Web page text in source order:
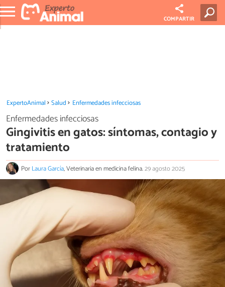
COMPARTIR
ExpertoAnimal Salud Enfermedades infecciosas
Enfermedades infecciosas
Gingivitis en gatos: síntomas, contagio y
tratamiento
PorLaura García, Veterinaria en medicina felina.29 agosto 2025